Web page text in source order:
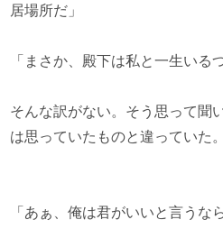
居場所だ」
「まさか、殿下は私と一生いる
そんな訳がない。そう思って聞
は思っていたものと違っていた。
「あぁ、俺は君がいいと言うな